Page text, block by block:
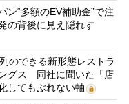
ン“多額のEV補助金”で注
の背後に見え隠れす
のできる新形態レストラ
グス 同社に聞いた「店
してもぶれない軸